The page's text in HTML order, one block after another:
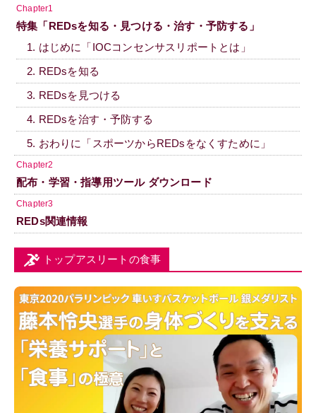
Chapter1
特集「REDsを知る・見つける・治す・予防する」
1. はじめに「IOCコンセンサスリポートとは」
2. REDsを知る
3. REDsを見つける
4. REDsを治す・予防する
5. おわりに「スポーツからREDsをなくすために」
Chapter2
配布・学習・指導用ツール ダウンロード
Chapter3
REDs関連情報
トップアスリートの食事